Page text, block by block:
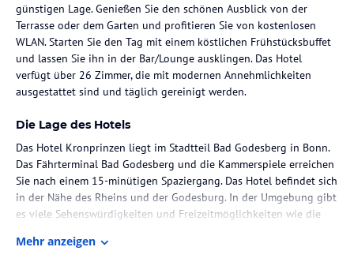
günstigen Lage. Genießen Sie den schönen Ausblick von der
Terrasse oder dem Garten und profitieren Sie von kostenlosen
WLAN. Starten Sie den Tag mit einem köstlichen Frühstücksbuffet
und lassen Sie ihn in der Bar/Lounge ausklingen. Das Hotel
verfügt über 26 Zimmer, die mit modernen Annehmlichkeiten
ausgestattet sind und täglich gereinigt werden.
Die Lage des Hotels
Das Hotel Kronprinzen liegt im Stadtteil Bad Godesberg in Bonn.
Das Fährterminal Bad Godesberg und die Kammerspiele erreichen
Sie nach einem 15-minütigen Spaziergang. Das Hotel befindet sich
in der Nähe des Rheins und der Godesburg. In der Umgebung gibt
es viele Sehenswürdigkeiten und Freizeitmöglichkeiten wie die
Pennenfeld. Das Zentrum von Bonn ist etwa 8 km entfernt.
Mehr anzeigen